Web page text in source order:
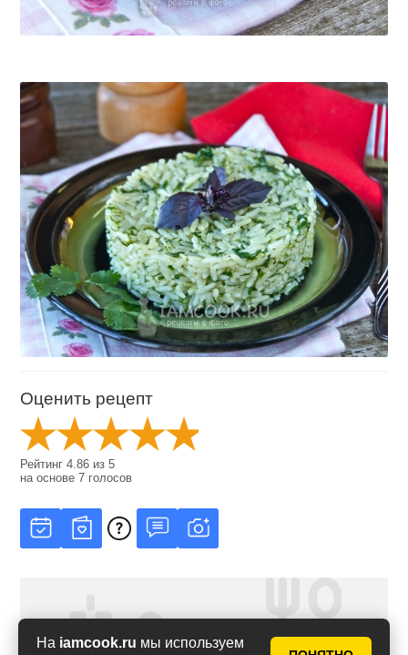
На iamcook.ru мы используем
Оценить рецепт
Рейтинг4.86 из5
на основе7 голосов